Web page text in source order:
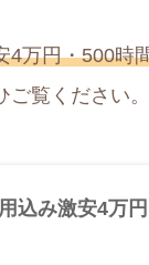
4万円・500時
覧ください。
込み激安4万